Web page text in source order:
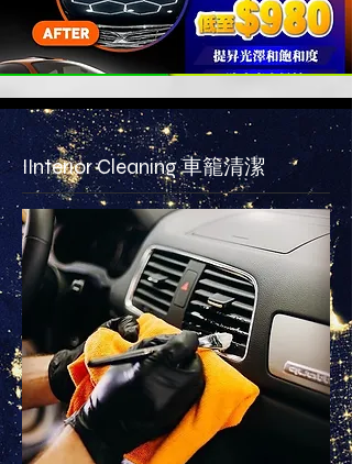
​IInterior Cleaning 車籠清潔